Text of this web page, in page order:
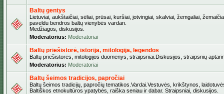
Baltų gentys
Lietuviai, aukštaičiai, sėliai, prūsai, kuršiai, jotvingiai, skalviai, žemgaliai,
paveldu bendros baltų vienybės vardan.
Medžiagos, diskusijos.
Moderatorius: Moderatoriai
Baltų priešistorė, istorija, mitologija, legendos
Baltų priešistorės, mitologijos duomenys, straipsniai.Diskusijos, straipsnių
Moderatorius: Moderatoriai
Baltų šeimos tradicijos, papročiai
Baltų šeimos tradicijų, papročių tematikos.Vardai.Vestuvės, krikštynos,
Baltiškos etnokultūros ypatybės, raiška seniau ir dabar. Straipsniai, diskusijos.